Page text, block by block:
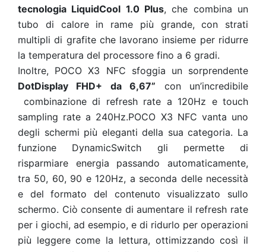
tecnologia LiquidCool 1.0 Plus, che combina un
tubo di calore in rame più grande, con strati
multipli di grafite che lavorano insieme per ridurre
la temperatura del processore fino a 6 gradi.
Inoltre, POCO X3 NFC sfoggia un sorprendente
DotDisplay FHD+ da 6,67” con un’incredibile
combinazione di refresh rate a 120Hz e touch
sampling rate a 240Hz.POCO X3 NFC vanta uno
degli schermi più eleganti della sua categoria. La
funzione DynamicSwitch gli permette di
risparmiare energia passando automaticamente,
tra 50, 60, 90 e 120Hz, a seconda delle necessità
e del formato del contenuto visualizzato sullo
schermo. Ciò consente di aumentare il refresh rate
per i giochi, ad esempio, e di ridurlo per operazioni
più leggere come la lettura, ottimizzando così il